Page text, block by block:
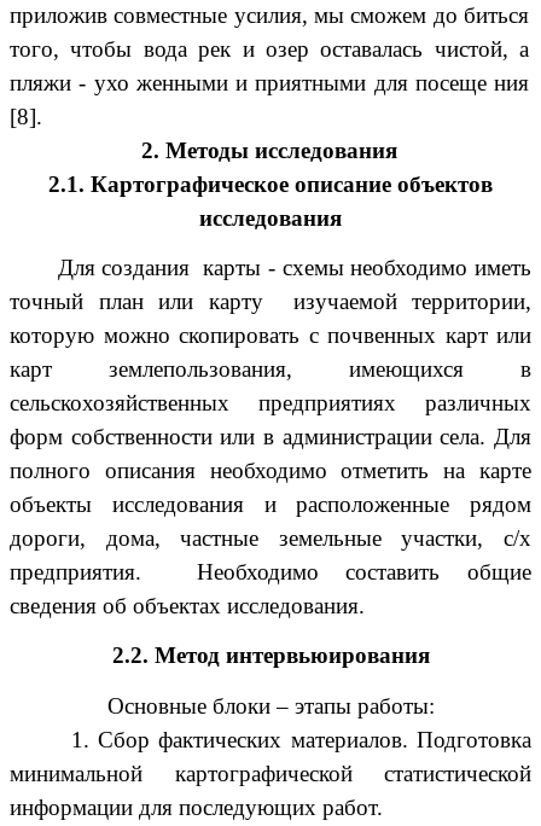
приложив совместные усилия, мы сможем до биться
того, чтобы вода рек и озер оставалась чистой, а
пляжи - ухо женными и приятными для посеще ния
[8].
2. Методы исследования
2.1. Картографическое описание объектов
исследования
Для создания карты - схемы необходимо иметь
точный план или карту изучаемой территории,
которую можно скопировать с почвенных карт или
карт землепользования, имеющихся в
сельскохозяйственных предприятиях различных
форм собственности или в администрации села. Для
полного описания необходимо отметить на карте
объекты исследования и расположенные рядом
дороги, дома, частные земельные участки, с/х
предприятия. Необходимо составить общие
сведения об объектах исследования.
2.2. Метод интервьюирования
Основные блоки – этапы работы:
1. Сбор фактических материалов. Подготовка
минимальной картографической статистической
информации для последующих работ.